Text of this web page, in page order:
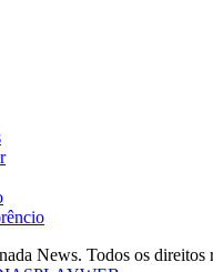
News. Todos os direitos